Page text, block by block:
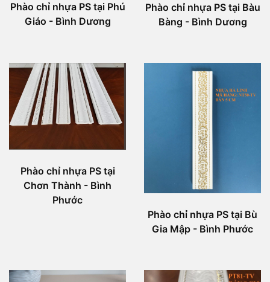
Phào chỉ nhựa PS tại Phú
Giáo - Bình Dương
Phào chỉ nhựa PS tại Bàu
Bàng - Bình Dương
Phào chỉ nhựa PS tại
Chơn Thành - Bình
Phước
Phào chỉ nhựa PS tại Bù
Gia Mập - Bình Phước